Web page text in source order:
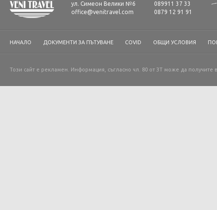
ул. Симеон Велики №6
office@venitravel.com
089911 37 33
0879 12 91 91
НАЧАЛО ДОКУМЕНТИ ЗА ПЪТУВАНЕ COVID ОБЩИ УСЛОВИЯ
Този сайт е рекламен. Информация, съгласно чл. 80 от ЗТ може да получите